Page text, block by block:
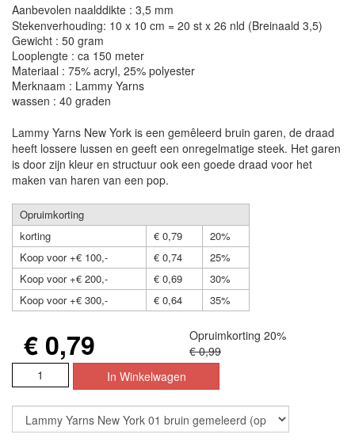
Aanbevolen naalddikte : 3,5 mm
Stekenverhouding: 10 x 10 cm = 20 st x 26 nld (Breinaald 3,5)
Gewicht : 50 gram
Looplengte : ca 150 meter
Materiaal : 75% acryl, 25% polyester
Merknaam : Lammy Yarns
wassen : 40 graden
Lammy Yarns New York is een gemêleerd bruin garen, de draad
heeft lossere lussen en geeft een onregelmatige steek. Het garen
is door zijn kleur en structuur ook een goede draad voor het
maken van haren van een pop.
Opruimkorting
korting
€ 0,79
20%
Koop voor +€ 100,-
€ 0,74
25%
Koop voor +€ 200,-
€ 0,69
30%
Koop voor +€ 300,-
€ 0,64 35%
€ 0,79
Opruimkorting 20%
€ 0,99